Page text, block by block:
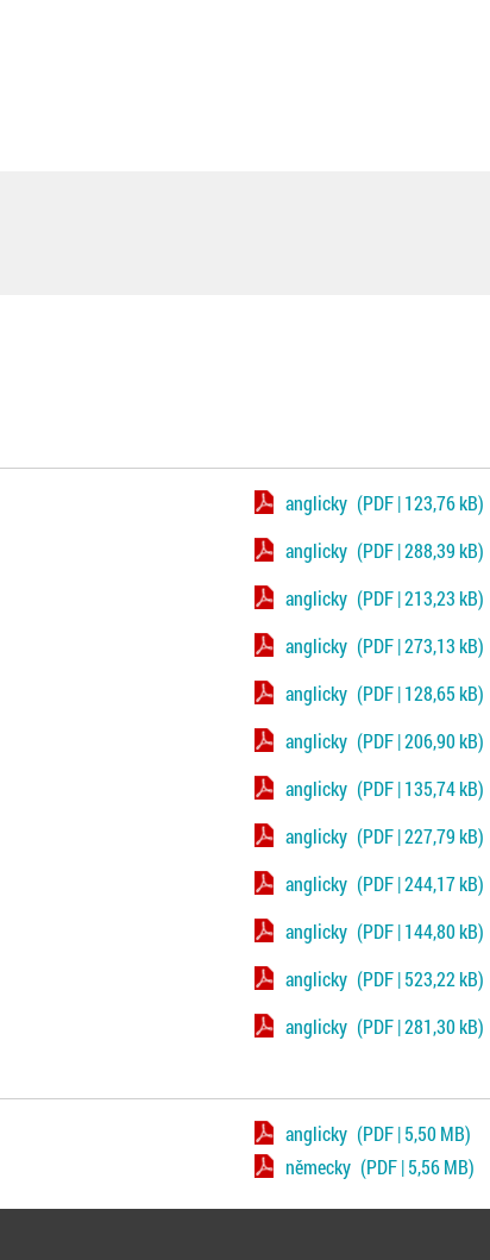
anglicky (PDF | 123,76 kB)
anglicky (PDF | 288,39 kB)
anglicky (PDF | 213,23 kB)
anglicky (PDF | 273,13 kB)
anglicky (PDF | 128,65 kB)
anglicky (PDF | 206,90 kB)
anglicky (PDF | 135,74 kB)
anglicky (PDF | 227,79 kB)
anglicky (PDF | 244,17 kB)
anglicky (PDF | 144,80 kB)
anglicky (PDF | 523,22 kB)
anglicky (PDF | 281,30 kB)
anglicky (PDF | 5,50 MB)
německy (PDF | 5,56 MB)